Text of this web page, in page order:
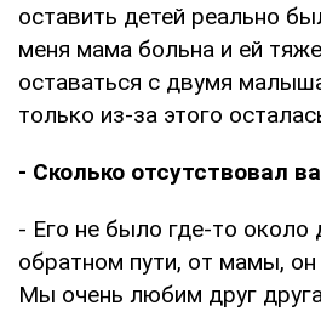
оставить детей реально
меня мама больна и ей
оставаться с двумя
только из-за этого
- Сколько отсутствовал
- Его не было где-то около
обратном пути, от мамы,
Мы очень любим друг